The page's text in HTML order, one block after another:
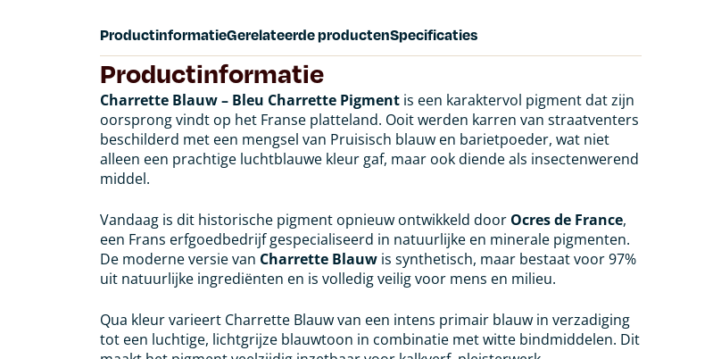
ProductinformatieGerelateerde productenSpecificaties
Productinformatie
Charrette Blauw – Bleu Charrette Pigment is een karaktervol pigment dat zijn
oorsprong vindt op het Franse platteland. Ooit werden karren van straatventers
beschilderd met een mengsel van Pruisisch blauw en barietpoeder, wat niet
alleen een prachtige luchtblauwe kleur gaf, maar ook diende als insectenwerend
middel.
Vandaag is dit historische pigment opnieuw ontwikkeld door Ocres de France,
een Frans erfgoedbedrijf gespecialiseerd in natuurlijke en minerale pigmenten.
De moderne versie van Charrette Blauw is synthetisch, maar bestaat voor 97%
uit natuurlijke ingrediënten en is volledig veilig voor mens en milieu.
Qua kleur varieert Charrette Blauw van een intens primair blauw in verzadiging
tot een luchtige, lichtgrijze blauwtoon in combinatie met witte bindmiddelen. Dit